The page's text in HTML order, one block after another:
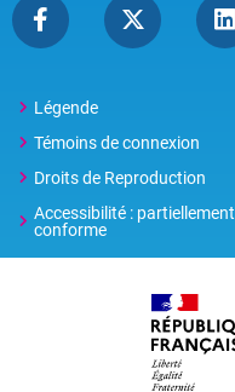
Légende
Témoins de connexion
Droits de Reproduction
Accessibilité : partiellement
conforme